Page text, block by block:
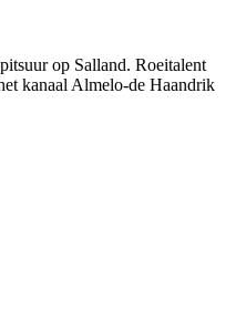
op Salland. Roeitalent
kanaal Almelo-de Haandrik